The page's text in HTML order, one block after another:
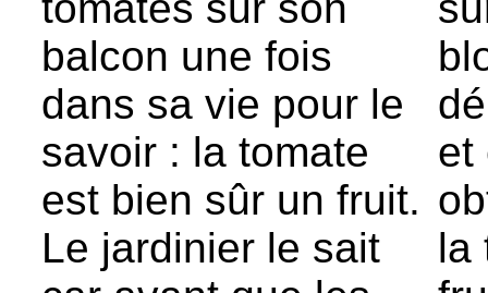
balcon une fois
dans sa vie pour le
savoir : la tomate
est bien sûr un fruit.
Le jardinier le sait
et
la